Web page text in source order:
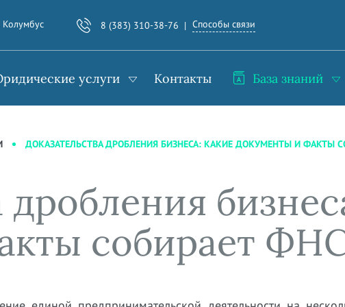
Колумбус 8 (383) 310-38-76 Способы связи
услуги Контакты База знаний
ДОКАЗАТЕЛЬСТВА ДРОБЛЕНИЯ БИЗНЕСА: КАКИЕ ДОКУМЕНТЫ И ФАКТЫ
дробления
собирает